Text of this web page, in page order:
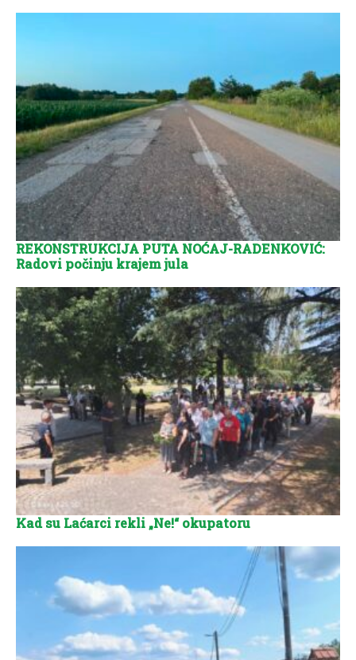
REKONSTRUKCIJA PUTA NOĆAJ-RADENKOVIĆ:
Radovi počinju krajem jula
Kad su Laćarci rekli „Ne!“ okupatoru